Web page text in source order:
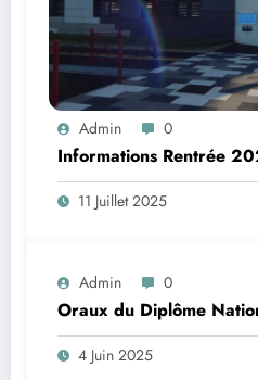
Admin 0
Informations Rentrée
11 Juillet 2025
Admin 0
Oraux du Diplôme
4 Juin 2025